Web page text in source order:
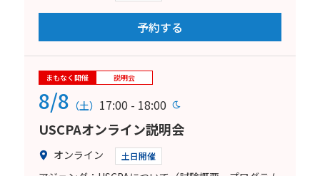
予約する
まもなく開催 説明会
8/8 （土） 17:00 - 18:00
USCPAオンライン説明会
オンライン 土日開催